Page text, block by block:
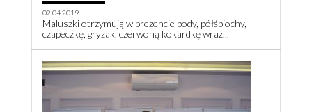
02.04.2019
Maluszki otrzymują w prezencie body, półśpiochy,
czapeczkę, gryzak, czerwoną kokardkę wraz...